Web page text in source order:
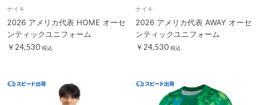
ナイキ
2026 アメリカ代表 HOME オーセ
ンティックユニフォーム
￥24,530 税込
ナイキ
2026 アメリカ代表 AWAY オーセ
ンティックユニフォーム
￥24,530 税込